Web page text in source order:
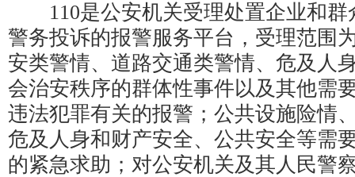
110是公安机关受理处置企业和群
警务投诉的报警服务平台，受理范围
安类警情、道路交通类警情、危及人
会治安秩序的群体性事件以及其他需
违法犯罪有关的报警；公共设施险情
危及人身和财产安全、公共安全等需
的紧急求助；对公安机关及其人民警